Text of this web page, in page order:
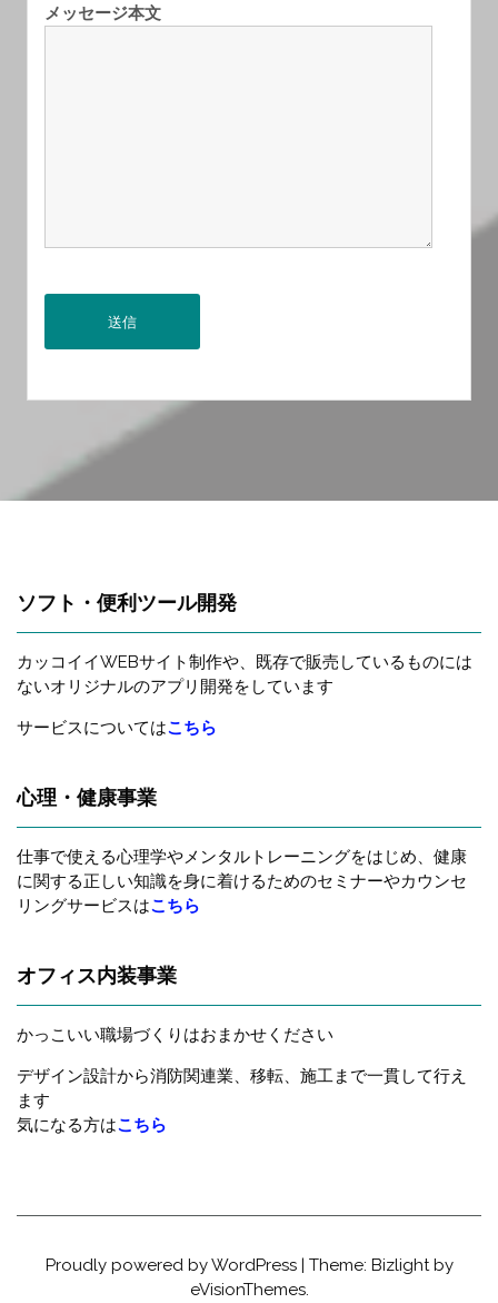
メッセージ本文
ソフト・便利ツール開発
カッコイイWEBサイト制作や、既存で販売しているものには
ないオリジナルのアプリ開発をしています
サービスについてはこちら
心理・健康事業
仕事で使える心理学やメンタルトレーニングをはじめ、健康
に関する正しい知識を身に着けるためのセミナーやカウンセ
リングサービスはこちら
オフィス内装事業
かっこいい職場づくりはおまかせください
デザイン設計から消防関連業、移転、施工まで一貫して行え
ます
気になる方はこちら
Proudly powered by WordPress | Theme: Bizlight by
eVisionThemes.